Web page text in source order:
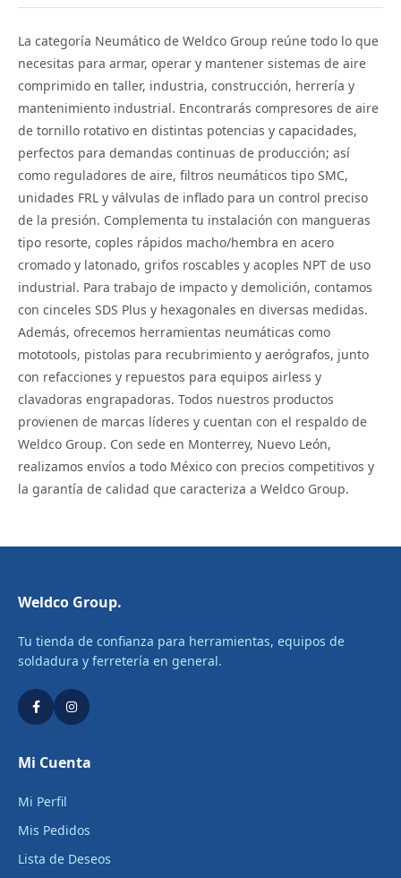
La categoría Neumático de Weldco Group reúne todo lo que
necesitas para armar, operar y mantener sistemas de aire
comprimido en taller, industria, construcción, herrería y
mantenimiento industrial. Encontrarás compresores de aire
de tornillo rotativo en distintas potencias y capacidades,
perfectos para demandas continuas de producción; así
como reguladores de aire, filtros neumáticos tipo SMC,
unidades FRL y válvulas de inflado para un control preciso
de la presión. Complementa tu instalación con mangueras
tipo resorte, coples rápidos macho/hembra en acero
cromado y latonado, grifos roscables y acoples NPT de uso
industrial. Para trabajo de impacto y demolición, contamos
con cinceles SDS Plus y hexagonales en diversas medidas.
Además, ofrecemos herramientas neumáticas como
mototools, pistolas para recubrimiento y aerógrafos, junto
con refacciones y repuestos para equipos airless y
clavadoras engrapadoras. Todos nuestros productos
provienen de marcas líderes y cuentan con el respaldo de
Weldco Group. Con sede en Monterrey, Nuevo León,
realizamos envíos a todo México con precios competitivos y
la garantía de calidad que caracteriza a Weldco Group.
Weldco Group.
Tu tienda de confianza para herramientas, equipos de
soldadura y ferretería en general.
Mi Cuenta
Mi Perfil
Mis Pedidos
Lista de Deseos